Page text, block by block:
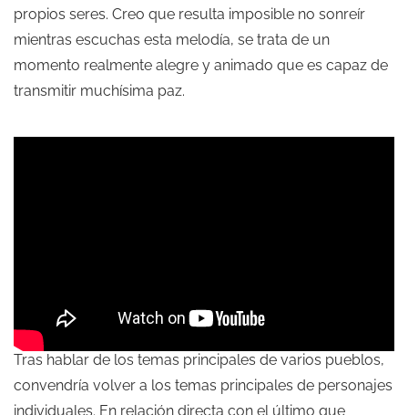
propios seres. Creo que resulta imposible no sonreír
mientras escuchas esta melodía, se trata de un
momento realmente alegre y animado que es capaz de
transmitir muchísima paz.
Tras hablar de los temas principales de varios pueblos,
convendría volver a los temas principales de personajes
individuales. En relación directa con el último que